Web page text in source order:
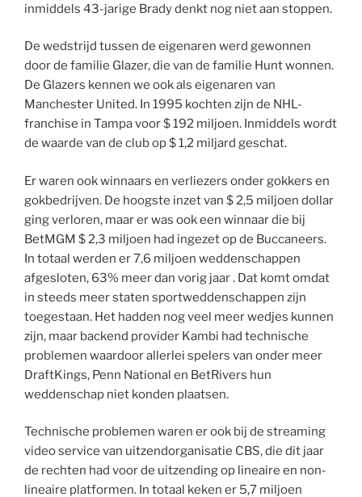
inmiddels 43-jarige Brady denkt nog niet aan stoppen.
De wedstrijd tussen de eigenaren werd gewonnen
door de familie Glazer, die van de familie Hunt wonnen.
De Glazers kennen we ook als eigenaren van
Manchester United. In 1995 kochten zijn de NHL-
franchise in Tampa voor $ 192 miljoen. Inmiddels wordt
de waarde van de club op $ 1,2 miljard geschat.
Er waren ook winnaars en verliezers onder gokkers en
gokbedrijven. De hoogste inzet van $ 2,5 miljoen dollar
ging verloren, maar er was ook een winnaar die bij
BetMGM $ 2,3 miljoen had ingezet op de Buccaneers.
In totaal werden er 7,6 miljoen weddenschappen
afgesloten, 63% meer dan vorig jaar . Dat komt omdat
in steeds meer staten sportweddenschappen zijn
toegestaan. Het hadden nog veel meer wedjes kunnen
zijn, maar backend provider Kambi had technische
problemen waardoor allerlei spelers van onder meer
DraftKings, Penn National en BetRivers hun
weddenschap niet konden plaatsen.
Technische problemen waren er ook bij de streaming
video service van uitzendorganisatie CBS, die dit jaar
de rechten had voor de uitzending op lineaire en non-
lineaire platformen. In totaal keken er 5,7 miljoen